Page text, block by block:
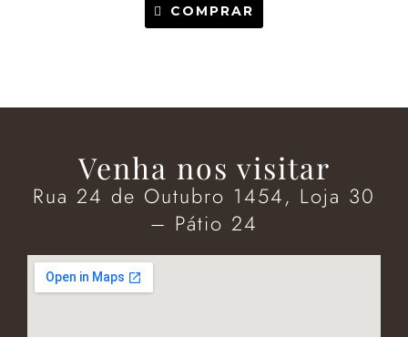
COMPRAR
Venha nos visitar
Rua 24 de Outubro 1454, Loja 30
– Pátio 24